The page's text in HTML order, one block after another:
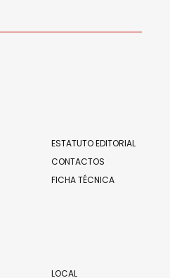
ESTATUTO EDITORIAL
CONTACTOS
FICHA TÉCNICA
LOCAL